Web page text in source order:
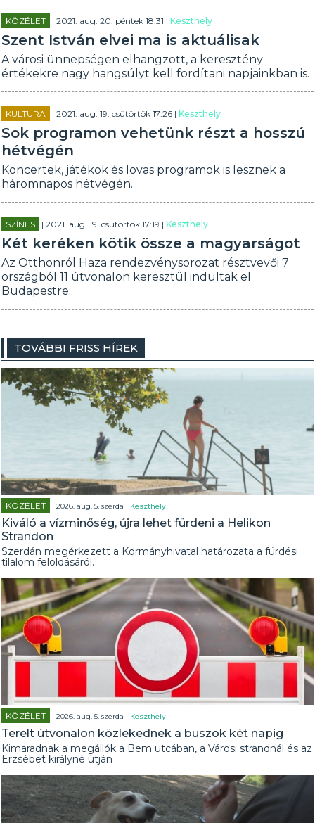
KÖZÉLET | 2021. aug. 20. péntek 18:31 |Keszthely
Szent István elvei ma is aktuálisak
A városi ünnepségen elhangzott, a keresztény
értékekre nagy hangsúlyt kell fordítani napjainkban is.
KULTÚRA | 2021. aug. 19. csütörtök 17:26 |Keszthely
Sok programon vehetünk részt a hosszú
hétvégén
Koncertek, játékok és lovas programok is lesznek a
háromnapos hétvégén.
SZÍNES | 2021. aug. 19. csütörtök 17:19 |Keszthely
Két keréken kötik össze a magyarságot
Az Otthonról Haza rendezvénysorozat résztvevői 7
országból 11 útvonalon keresztül indultak el
Budapestre.
TOVÁBBI FRISS HÍREK
KÖZÉLET | 2026. aug. 5. szerda | Keszthely
Kiváló a vízminőség, újra lehet fürdeni a Helikon
Strandon
Szerdán megérkezett a Kormányhivatal határozata a fürdési
tilalom feloldásáról.
KÖZÉLET | 2026. aug. 5. szerda | Keszthely
Terelt útvonalon közlekednek a buszok két napig
Kimaradnak a megállók a Bem utcában, a Városi strandnál és az
Erzsébet királyné útján